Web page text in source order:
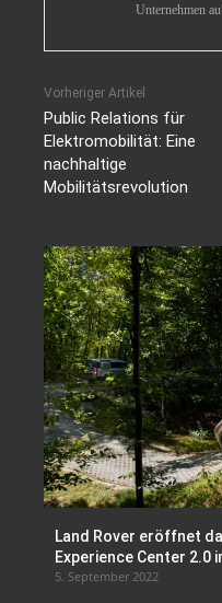
Unternehmen
Vorheriger Artikel
Public Relations für
Elektromobilität: Eine
nachhaltige
Mobilitätsrevolution
Land Rover eröffnet
Experience Center 2.0
5. September 2022